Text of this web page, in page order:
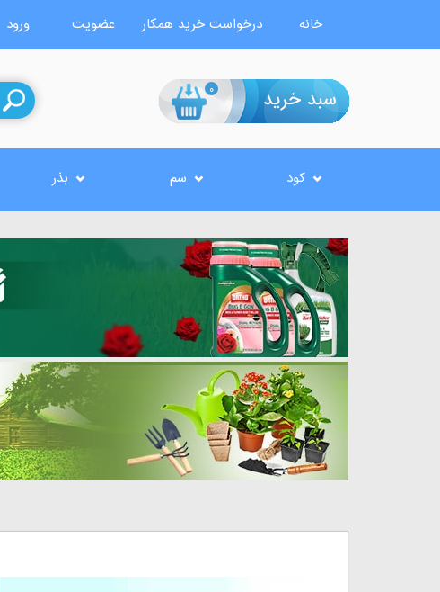
ورود عضویت درخواست خرید همکار خانه
0
کود سم بذر